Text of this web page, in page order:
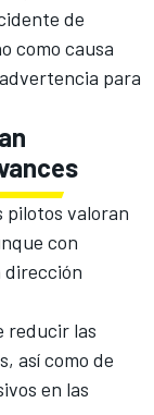
de
como causa
para
pilotos valoran
con
dirección
reducir las
así como de
en las